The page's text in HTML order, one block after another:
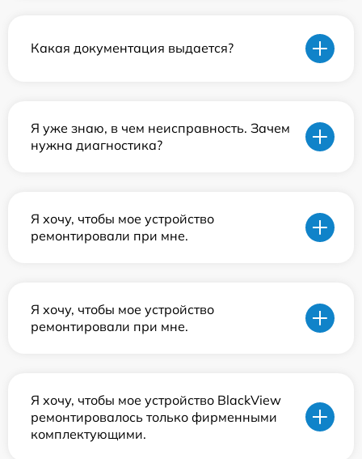
Какая документация выдается?
Я уже знаю, в чем неисправность. Зачем
нужна диагностика?
Я хочу, чтобы мое устройство
ремонтировали при мне.
Я хочу, чтобы мое устройство
ремонтировали при мне.
Я хочу, чтобы мое устройство BlackView
ремонтировалось только фирменными
комплектующими.